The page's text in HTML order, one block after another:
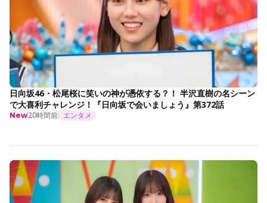
日向坂46・松尾桜に笑いの神が憑依する？！ 半沢直樹の名シーン
で大喜利チャレンジ！『日向坂で会いましょう』第372話
New20時間前 エンタメ